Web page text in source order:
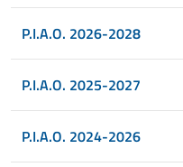
P.I.A.O. 2026-2028
P.I.A.O. 2025-2027
P.I.A.O. 2024-2026